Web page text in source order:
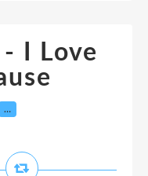
- I Love
…